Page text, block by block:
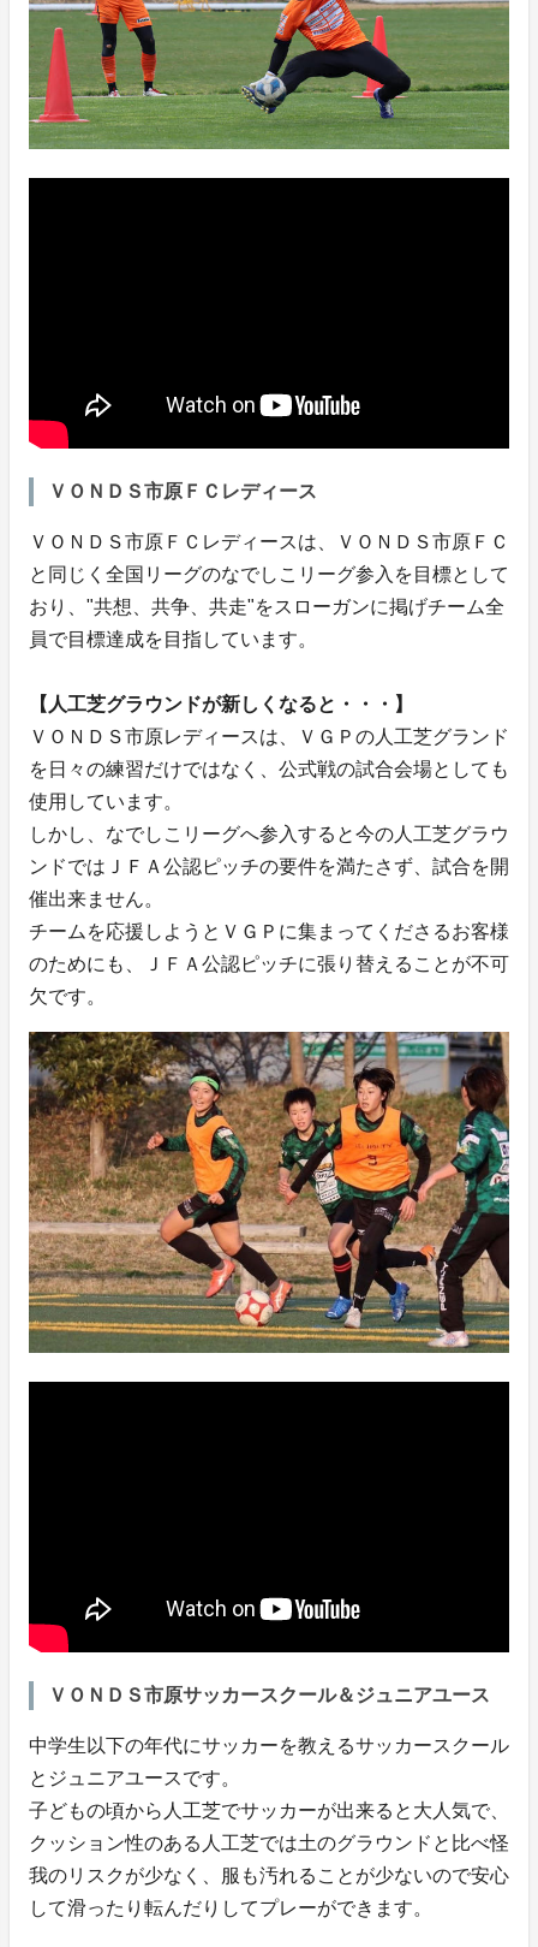
ＶＯＮＤＳ市原ＦＣレディース
ＶＯＮＤＳ市原ＦＣレディースは、ＶＯＮＤＳ市原ＦＣ
と同じく全国リーグのなでしこリーグ参入を目標として
おり、"共想、共争、共走"をスローガンに掲げチーム全
員で目標達成を目指しています。
【人工芝グラウンドが新しくなると・・・】
ＶＯＮＤＳ市原レディースは、ＶＧＰの人工芝グランド
を日々の練習だけではなく、公式戦の試合会場としても
使用しています。
しかし、なでしこリーグへ参入すると今の人工芝グラウ
ンドではＪＦＡ公認ピッチの要件を満たさず、試合を開
催出来ません。
チームを応援しようとＶＧＰに集まってくださるお客様
のためにも、ＪＦＡ公認ピッチに張り替えることが不可
欠です。
ＶＯＮＤＳ市原サッカースクール＆ジュニアユース
中学生以下の年代にサッカーを教えるサッカースクール
とジュニアユースです。
子どもの頃から人工芝でサッカーが出来ると大人気で、
クッション性のある人工芝では土のグラウンドと比べ怪
我のリスクが少なく、服も汚れることが少ないので安心
して滑ったり転んだりしてプレーができます。